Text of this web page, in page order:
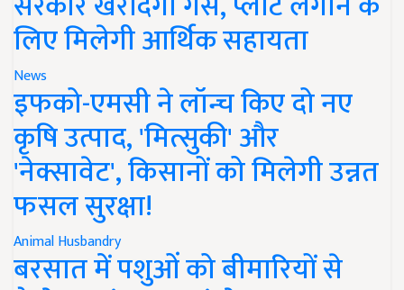
लिए मिलेगी आर्थिक सहायता
News
इफको-एमसी ने लॉन्च किए दो नए
कृषि उत्पाद, 'मित्सुकी' और
'नेक्सावेट', किसानों को मिलेगी उन्नत
फसल सुरक्षा!
Animal Husbandry
बरसात में पशुओं को बीमारियों से